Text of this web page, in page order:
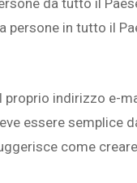
in tutto il
indirizzo e-
essere semplice
come